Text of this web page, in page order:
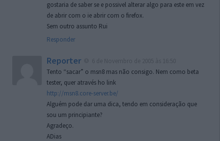
gostaria de saber se e possivel alterar algo para este em vez
de abrir com o ie abrir com o firefox.
Sem outro assunto Rui
Responder
Reporter
Tento “sacar” o msn8 mas não consigo. Nem como beta
tester, quer através ho link
http://msn8.core-server.be/
Alguém pode dar uma dica, tendo em consideração que
sou um principiante?
Agradeço.
ADias